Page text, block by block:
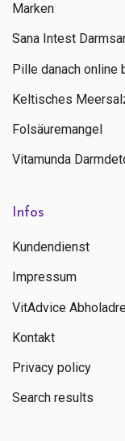
Marken
Sana Intest
Pille danach online
Keltisches
Folsäuremangel
Vitamunda
Infos
Kundendienst
Impressum
VitAdvice
Kontakt
Privacy policy
Search results